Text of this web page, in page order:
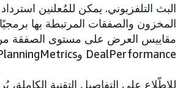
البث التلفزيوني. يمكن للمُعلنين
المخزون والصفقات المرتبطة بها
مقاييس العرض على مستوى الصفقة
DealPerformance وDealPlanningMetrics.
للاطّلاع على التفاصيل التقنية